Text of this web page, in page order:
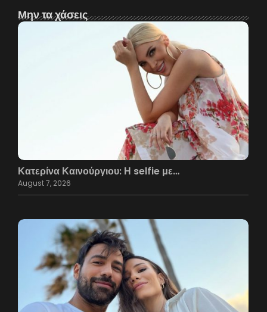
Μην τα χάσεις
Κατερίνα Καινούργιου: Η selfie με…
August 7, 2026